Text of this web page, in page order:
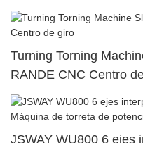
Turning Torning
RANDE CNC Centro
JSWAY WU800 6 ejes